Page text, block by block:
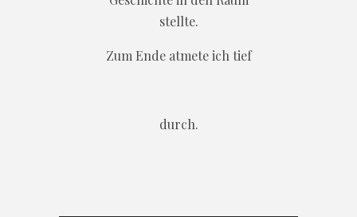
stellte.
Zum Ende atmete ich tief
durch.